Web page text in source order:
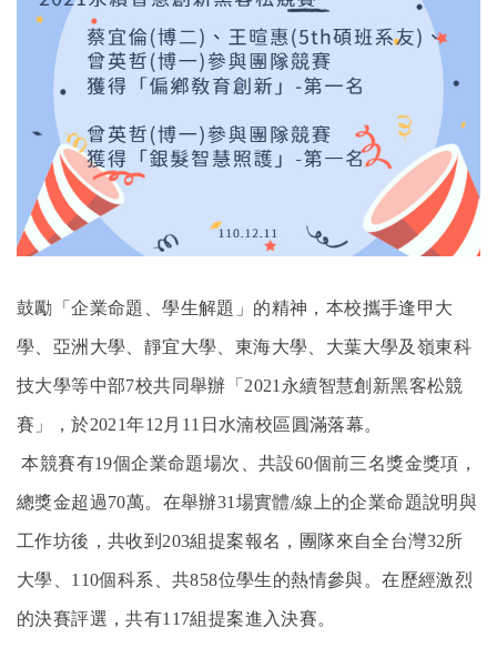
鼓勵「企業命題、學生解題」的精神，本校攜手逢甲大
學、亞洲大學、靜宜大學、東海大學、大葉大學及嶺東科
技大學等中部7校共同舉辦「2021永續智慧創新黑客松競
賽」，於2021年12月11日水湳校區圓滿落幕。
本競賽有19個企業命題場次、共設60個前三名獎金獎項，
總獎金超過70萬。在舉辦31場實體/線上的企業命題說明與
工作坊後，共收到203組提案報名，團隊來自全台灣32所
大學、110個科系、共858位學生的熱情參與。在歷經激烈
的決賽評選，共有117組提案進入決賽。